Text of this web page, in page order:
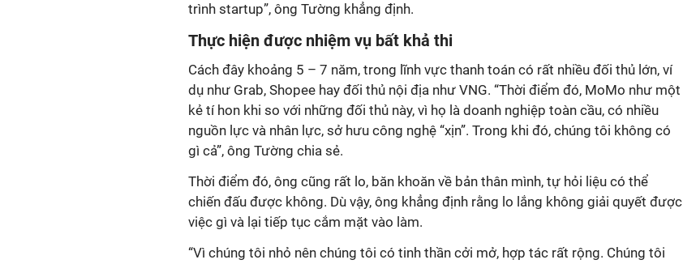
trình startup”, ông Tường khẳng định.
Thực hiện được nhiệm vụ bất khả thi
Cách đây khoảng 5 – 7 năm, trong lĩnh vực thanh toán có rất nhiều đối thủ lớn, ví
dụ như Grab, Shopee hay đối thủ nội địa như VNG. “Thời điểm đó, MoMo như một
kẻ tí hon khi so với những đối thủ này, vì họ là doanh nghiệp toàn cầu, có nhiều
nguồn lực và nhân lực, sở hưu công nghệ “xịn”. Trong khi đó, chúng tôi không có
gì cả”, ông Tường chia sẻ.
Thời điểm đó, ông cũng rất lo, băn khoăn về bản thân mình, tự hỏi liệu có thể
chiến đấu được không. Dù vậy, ông khẳng định rằng lo lắng không giải quyết được
việc gì và lại tiếp tục cắm mặt vào làm.
“Vì chúng tôi nhỏ nên chúng tôi có tinh thần cởi mở, hợp tác rất rộng. Chúng tôi